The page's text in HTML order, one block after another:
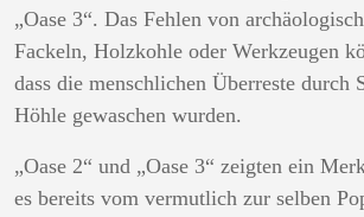
„Oase 3“. Das Fehlen von
Fackeln, Holzkohle oder Werkzeugen
dass die menschlichen Überreste durch
Höhle gewaschen wurden.
„Oase 2“ und „Oase 3“ zeigten ein
es bereits vom vermutlich zur selben